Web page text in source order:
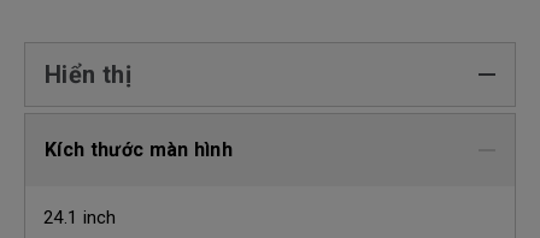
Hiển thị
Kích thước màn hình
24.1 inch